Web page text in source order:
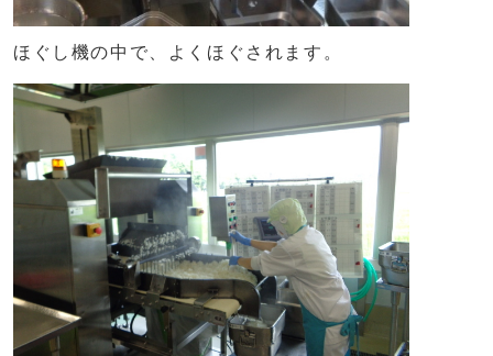
ほぐし機の中で、よくほぐされます。